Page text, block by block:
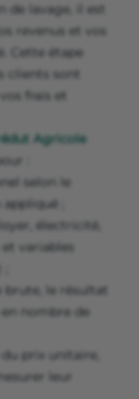
de lavage, il est
revenus et vos
Cette étape
clients sont
frais et
Agricole
:
selon le
;
électricité,
variables
brute, le résultat
nombre de
prix unitaire,
leur